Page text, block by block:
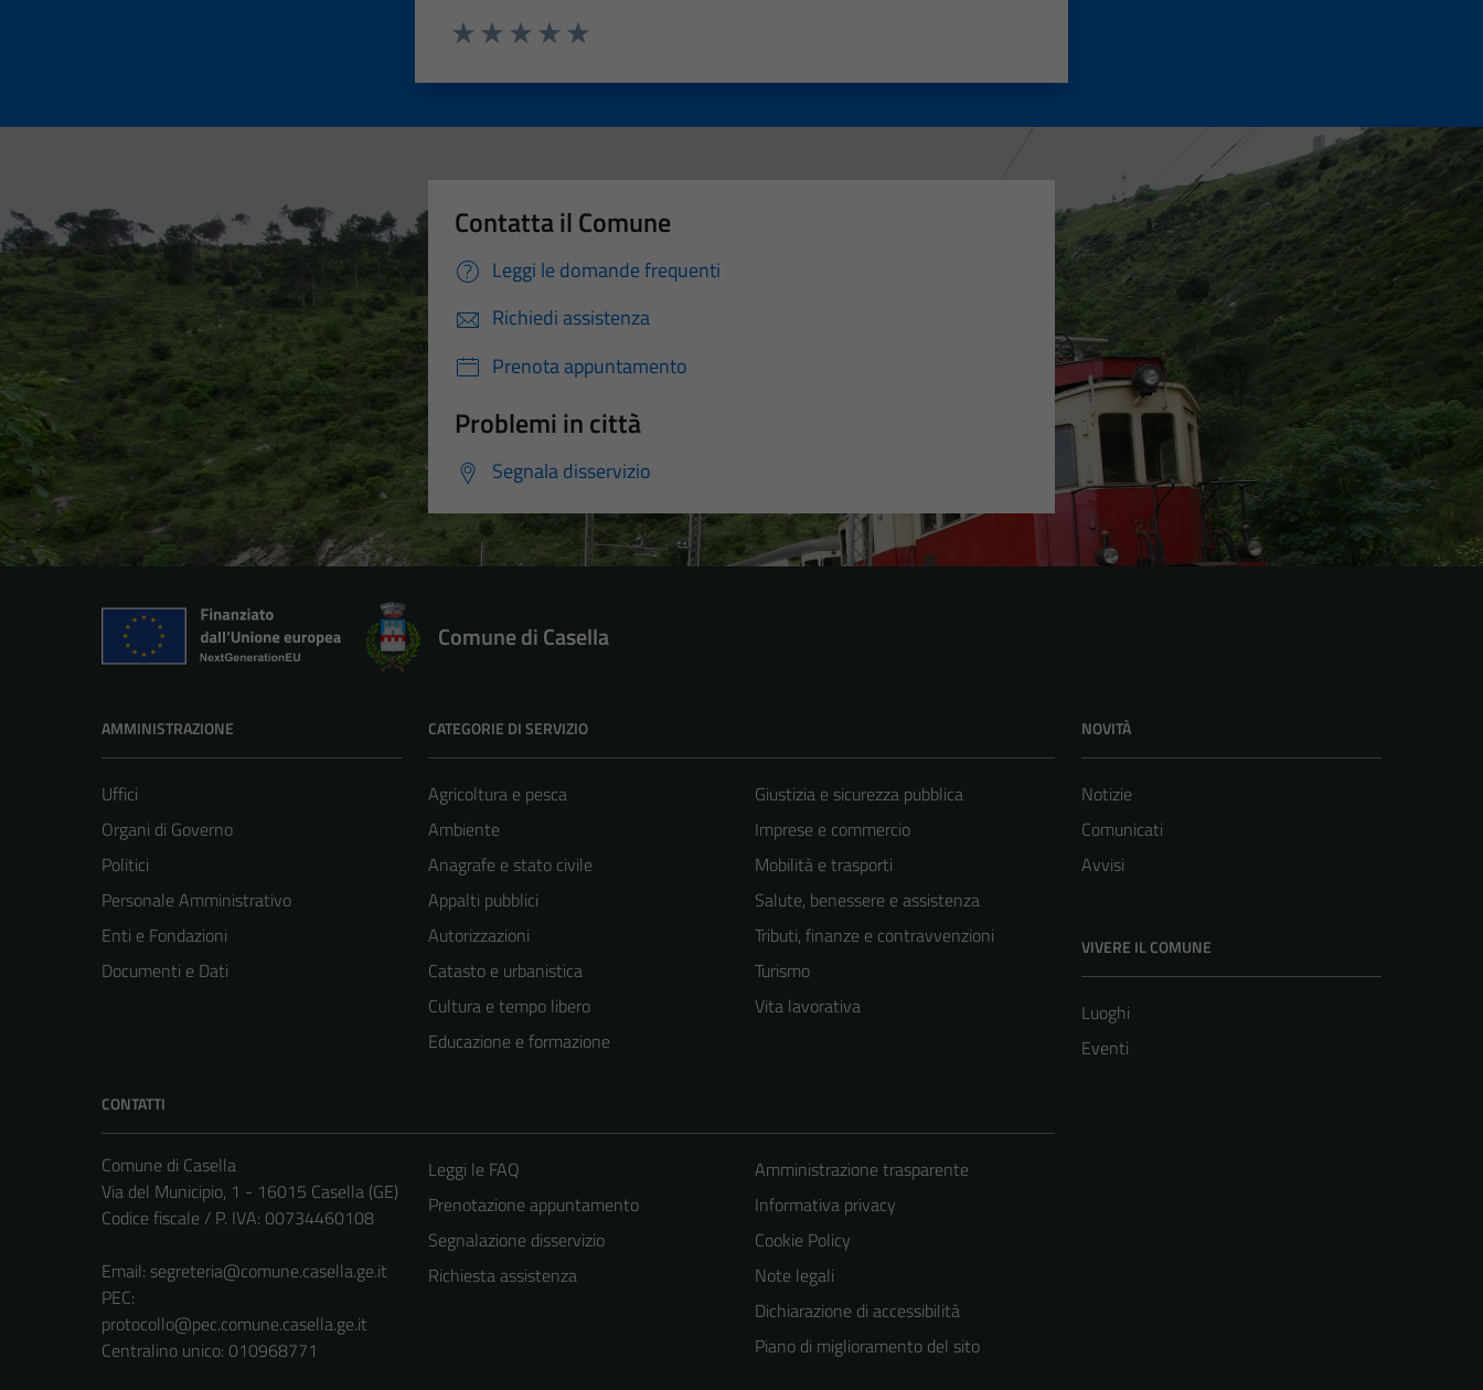
Contatta il Comune
Leggi le domande frequenti
Richiedi assistenza
Prenota appuntamento
Problemi in città
Segnala disservizio
Comune di Casella
AMMINISTRAZIONE
Uffici
Organi di Governo
Politici
Personale Amministrativo
Enti e Fondazioni
Documenti e Dati
CATEGORIE DI SERVIZIO
Agricoltura e pesca
Ambiente
Anagrafe e stato civile
Appalti pubblici
Autorizzazioni
Catasto e urbanistica
Cultura e tempo libero
Educazione e formazione
Giustizia e sicurezza pubblica
Imprese e commercio
Mobilità e trasporti
Salute, benessere e assistenza
Tributi, finanze e contravvenzioni
Turismo
Vita lavorativa
NOVITÀ
Notizie
Comunicati
Avvisi
VIVERE IL COMUNE
Luoghi
Eventi
CONTATTI
Comune di Casella
Via del Municipio, 1 - 16015 Casella (GE)
Codice fiscale / P. IVA: 00734460108
Email: segreteria@comune.casella.ge.it
PEC:
protocollo@pec.comune.casella.ge.it
Centralino unico: 010968771
Leggi le FAQ
Prenotazione appuntamento
Segnalazione disservizio
Richiesta assistenza
Amministrazione trasparente
Informativa privacy
Cookie Policy
Note legali
Dichiarazione di accessibilità
Piano di miglioramento del sito
Tecnici
Questi cookie
sono necessari
funzionamento